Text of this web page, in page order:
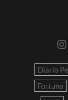
Diario
Fortuna